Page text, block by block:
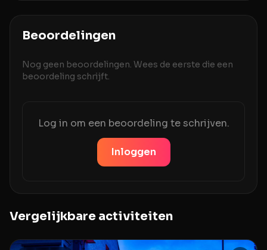
Beoordelingen
Nog geen beoordelingen. Wees de eerste die een
beoordeling schrijft.
Log in om een beoordeling te schrijven.
Inloggen
Vergelijkbare activiteiten